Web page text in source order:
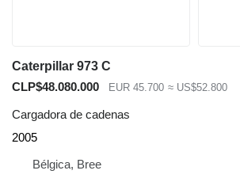
Caterpillar 973 C
CLP$48.080.000
EUR 45.700 ≈ US$52.800
Cargadora de cadenas
2005
Bélgica, Bree